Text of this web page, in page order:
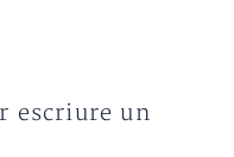
escriure un